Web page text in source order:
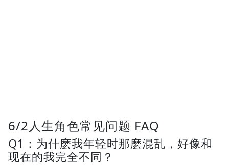
6/2人生角色常见问题 FAQ
Q1：为什麽我年轻时那麽混乱，好像和
现在的我完全不同？